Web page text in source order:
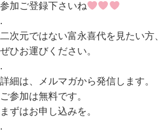
参加ご登録下さいね
.
二次元ではない富永喜代を見たい方
ぜひお運びください。
.
詳細は、メルマガから発信します。
ご参加は無料です。
まずはお申し込みを。
.